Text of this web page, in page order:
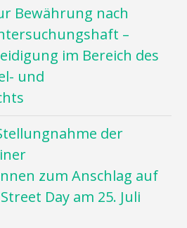
Bewährung nach
–
im Bereich des
und
der
zum Anschlag auf
Day am 25. Juli